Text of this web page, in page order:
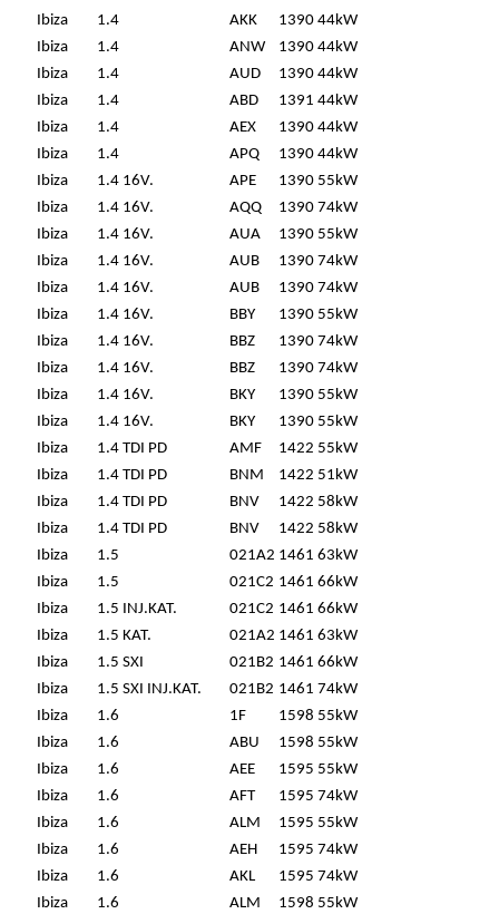
Ibiza
1.4 AKK 1390 44kW
Ibiza
1.4 ANW 1390 44kW
Ibiza
1.4 AUD 1390 44kW
Ibiza
1.4 ABD 1391 44kW
Ibiza
1.4 AEX 1390 44kW
Ibiza
1.4 APQ 1390 44kW
Ibiza
1.4 16V. APE 1390 55kW
Ibiza
1.4 16V. AQQ 1390 74kW
Ibiza
1.4 16V. AUA 1390 55kW
Ibiza
1.4 16V. AUB 1390 74kW
Ibiza
1.4 16V. AUB 1390 74kW
Ibiza
1.4 16V. BBY 1390 55kW
Ibiza
1.4 16V. BBZ 1390 74kW
Ibiza
1.4 16V. BBZ 1390 74kW
Ibiza
1.4 16V. BKY 1390 55kW
Ibiza
1.4 16V. BKY 1390 55kW
Ibiza
1.4 TDI PD AMF 1422 55kW
Ibiza
1.4 TDI PD BNM 1422 51kW
Ibiza
1.4 TDI PD BNV 1422 58kW
Ibiza
1.4 TDI PD BNV 1422 58kW
Ibiza
1.5 021A2 1461 63kW
Ibiza
1.5 021C2 1461 66kW
Ibiza
1.5 INJ.KAT. 021C2 1461 66kW
Ibiza
1.5 KAT. 021A2 1461 63kW
Ibiza
1.5 SXI 021B2 1461 66kW
Ibiza
1.5 SXI INJ.KAT. 021B2 1461 74kW
Ibiza
1.6 1F 1598 55kW
Ibiza
1.6 ABU 1598 55kW
Ibiza
1.6 AEE 1595 55kW
Ibiza
1.6 AFT 1595 74kW
Ibiza
1.6 ALM 1595 55kW
Ibiza
1.6 AEH 1595 74kW
Ibiza
1.6 AKL 1595 74kW
Ibiza
1.6 ALM 1598 55kW